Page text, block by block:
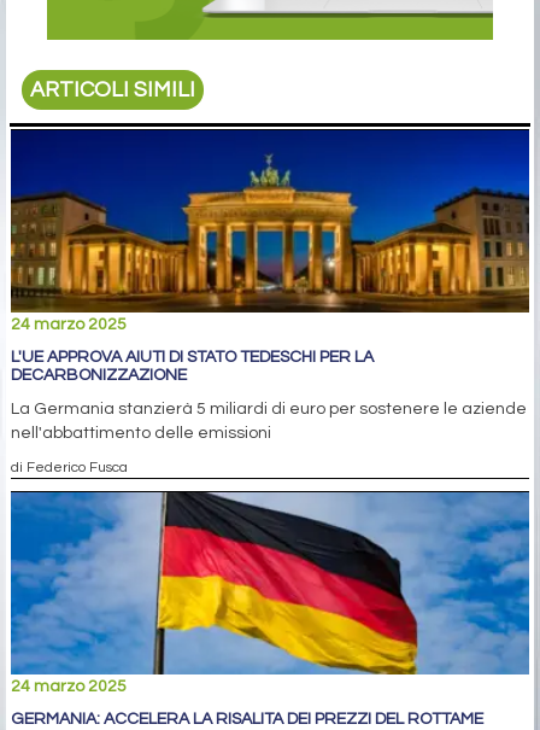
ARTICOLI SIMILI
24 marzo 2025
L'UE APPROVA AIUTI DI STATO TEDESCHI PER LA
DECARBONIZZAZIONE
La Germania stanzierà 5 miliardi di euro per sostenere le aziende
nell'abbattimento delle emissioni
di Federico Fusca
24 marzo 2025
GERMANIA: ACCELERA LA RISALITA DEI PREZZI DEL ROTTAME